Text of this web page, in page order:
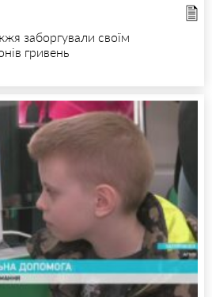
заборгували своїм
гривень